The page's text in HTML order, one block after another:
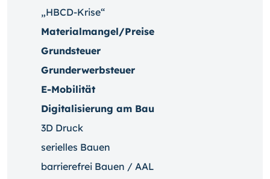
„HBCD-Krise“
Materialmangel/Preise
Grundsteuer
Grunderwerbsteuer
E-Mobilität
Digitalisierung am Bau
3D Druck
serielles Bauen
barrierefrei Bauen / AAL